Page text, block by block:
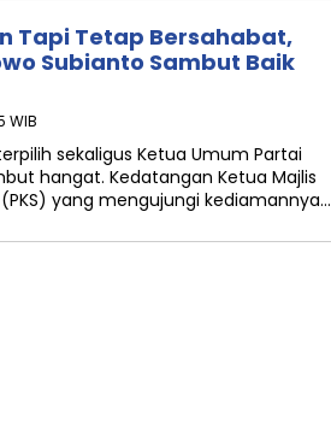
Tapi Tetap Bersahabat,
Subianto Sambut Baik
WIB
terpilih sekaligus Ketua Umum Partai
hangat. Kedatangan Ketua Majlis
yang mengujungi kediamannya…